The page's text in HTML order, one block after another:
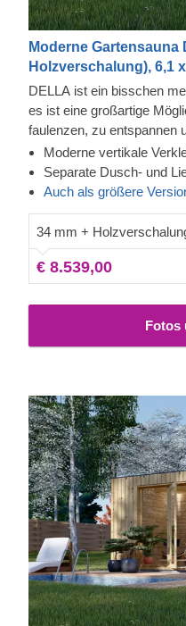
Moderne Gartensauna
Holzverschalung), 6,1 x
DELLA ist ein bisschen
es ist eine großartige
faulenzen, zu entspannen
angenehme Weise zu
Wärme in dieser
fast raumhohen Fenster
Duschbereich ermöglicht
während die Sitzecke Sie
Verweilen einlädt. Die
zusätzliche Schicht, die
Konstruktion beiträgt und
gepflegtes Aussehen
Moderne vertikale
Separate Dusch- und
Auch als größere
34 mm +
€ 8.539,00
Fotos